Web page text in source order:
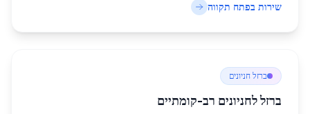
שירות בפתח תקווה
ברזל חניונים
ברזל לחניונים רב-קומתיים